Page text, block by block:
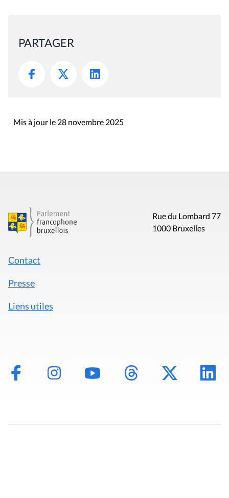
PARTAGER
Mis à jour le 28 novembre 2025
Rue du Lombard 77
1000 Bruxelles
Contact
Presse
Liens utiles